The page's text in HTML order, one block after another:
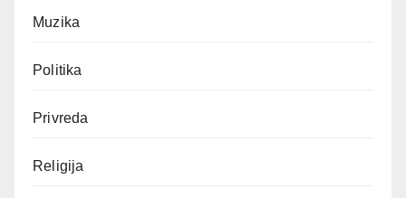
Muzika
Politika
Privreda
Religija